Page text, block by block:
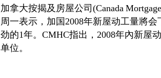
日
期
加拿大按揭及房屋公司(Canada
周一表示，加国2008年新屋动工量將
劲的1年。CMHC指出，2008年內新屋
单位。